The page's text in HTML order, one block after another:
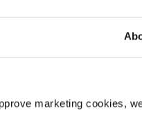
marketing cookies,